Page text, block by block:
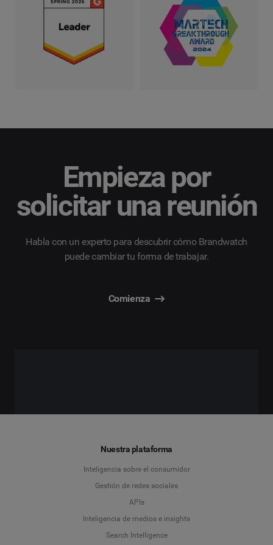
Empieza por
solicitar una reunión
Habla con un experto para descubrir cómo Brandwatch
puede cambiar tu forma de trabajar.
Comienza
Nuestra plataforma
Inteligencia sobre el consumidor
Gestión de redes sociales
APIs
Inteligencia de medios e insights
Search Intelligence